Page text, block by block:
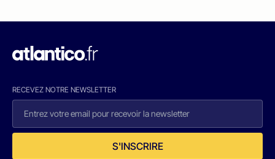
RECEVEZ NOTRE NEWSLETTER
S'INSCRIRE